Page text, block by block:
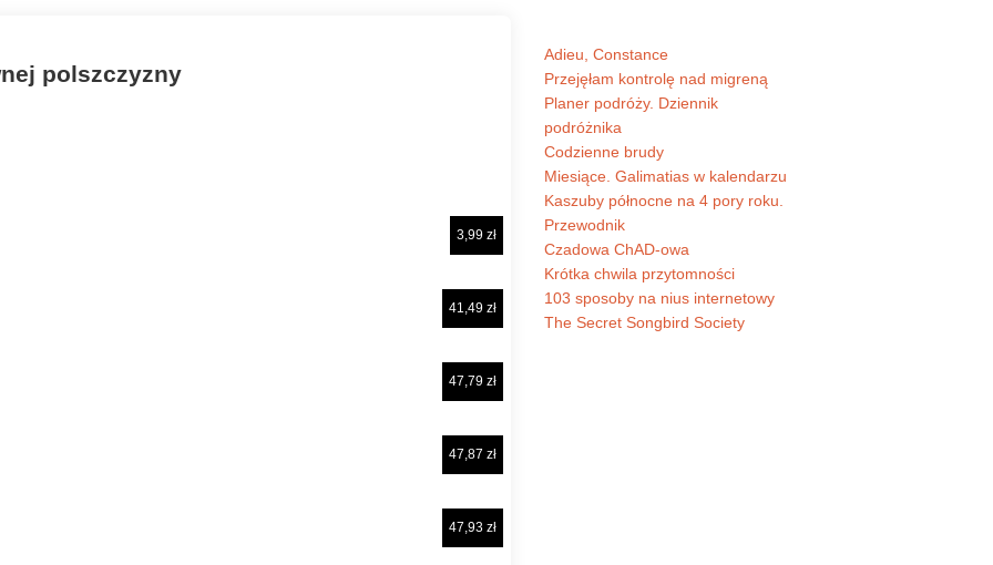
Adieu, Constance
Przejęłam kontrolę nad migreną
Planer podróży. Dziennik
podróżnika
Codzienne brudy
Miesiące. Galimatias w kalendarzu
Kaszuby północne na 4 pory roku.
Przewodnik
Czadowa ChAD-owa
Krótka chwila przytomności
103 sposoby na nius internetowy
The Secret Songbird Society